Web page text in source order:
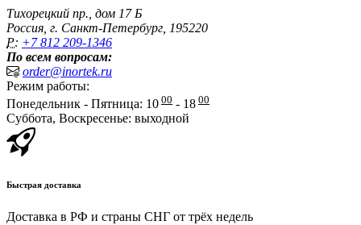
Тихорецкий пр., дом 17 Б
Россия, г. Санкт-Петербург, 195220
P: +7 812 209-1346
По всем вопросам:
order@inortek.ru
Режим работы:
Понедельник - Пятница: 10 00 - 18 00
Суббота, Воскресенье: выходной
Быстрая доставка
Доставка в РФ и страны СНГ от трёх недель